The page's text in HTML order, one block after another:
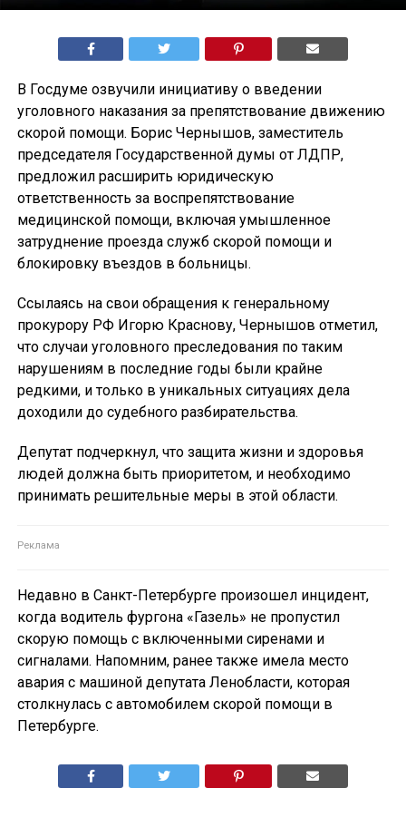
В Госдуме озвучили инициативу о введении
уголовного наказания за препятствование движению
скорой помощи. Борис Чернышов, заместитель
председателя Государственной думы от ЛДПР,
предложил расширить юридическую
ответственность за воспрепятствование
медицинской помощи, включая умышленное
затруднение проезда служб скорой помощи и
блокировку въездов в больницы.
Ссылаясь на свои обращения к генеральному
прокурору РФ Игорю Краснову, Чернышов отметил,
что случаи уголовного преследования по таким
нарушениям в последние годы были крайне
редкими, и только в уникальных ситуациях дела
доходили до судебного разбирательства.
Депутат подчеркнул, что защита жизни и здоровья
людей должна быть приоритетом, и необходимо
принимать решительные меры в этой области.
Недавно в Санкт-Петербурге произошел инцидент,
когда водитель фургона «Газель» не пропустил
скорую помощь с включенными сиренами и
сигналами. Напомним, ранее также имела место
авария с машиной депутата Ленобласти, которая
столкнулась с автомобилем скорой помощи в
Петербурге.